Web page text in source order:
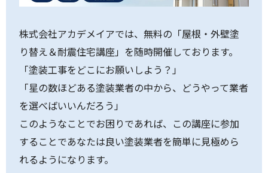
株式会社アカデメイアでは、無料の「屋根・外壁塗
り替え＆耐震住宅講座」を随時開催しております。
「塗装工事をどこにお願いしよう？」
「星の数ほどある塗装業者の中から、どうやって業者
を選べばいいんだろう」
このようなことでお困りであれば、この講座に参加
することであなたは良い塗装業者を簡単に見極めら
れるようになります。